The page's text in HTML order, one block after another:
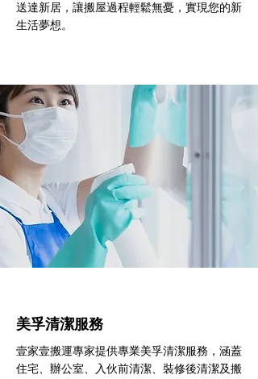
送達新居，讓搬屋過程輕鬆無憂，實現您的新
生活夢想。
美孚清潔服務
壹家壹搬運專家提供專業美孚清潔服務，涵蓋
住宅、辦公室、入伙前清潔、裝修後清潔及搬